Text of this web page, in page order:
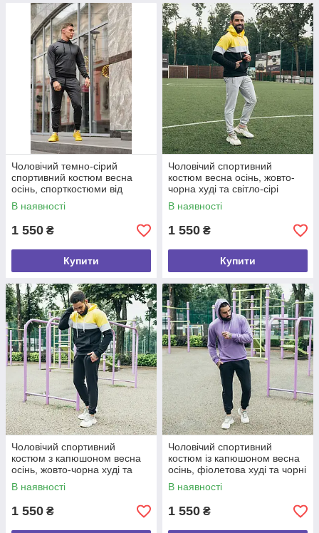
Чоловічий темно-сірий
спортивний костюм весна
осінь, спорткостюми від
виробника розмір S
В наявності
1 550 ₴
Купити
Чоловічий спортивний
костюм весна осінь, жовто-
чорна худі та світло-сірі
штани від виробника розмір S
В наявності
1 550 ₴
Купити
Чоловічий спортивний
костюм з капюшоном весна
осінь, жовто-чорна худі та
чорні штани від виробника
розмір S
В наявності
1 550 ₴
Чоловічий спортивний
костюм із капюшоном весна
осінь, фіолетова худі та чорні
штани хб від виробника
В наявності
1 550 ₴